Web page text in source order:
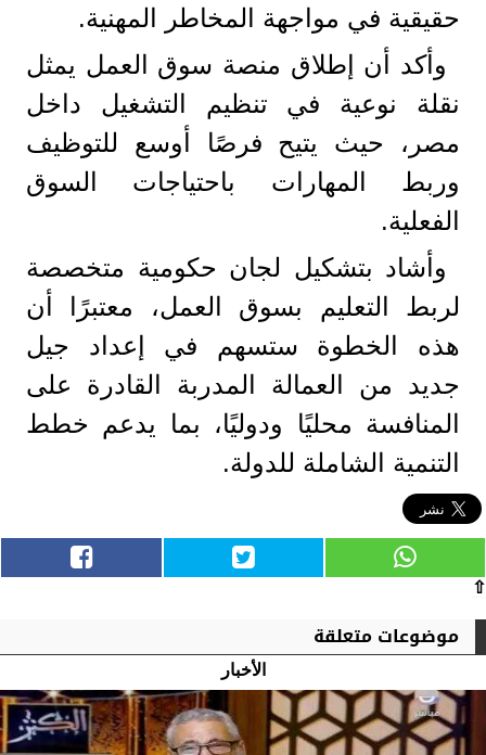
حقيقية في مواجهة المخاطر المهنية.
وأكد أن إطلاق منصة سوق العمل يمثل
نقلة نوعية في تنظيم التشغيل داخل
مصر، حيث يتيح فرصًا أوسع للتوظيف
وربط المهارات باحتياجات السوق
الفعلية.
وأشاد بتشكيل لجان حكومية متخصصة
لربط التعليم بسوق العمل، معتبرًا أن
هذه الخطوة ستسهم في إعداد جيل
جديد من العمالة المدربة القادرة على
المنافسة محليًا ودوليًا، بما يدعم خطط
التنمية الشاملة للدولة.
⇧
موضوعات متعلقة
الأخبار